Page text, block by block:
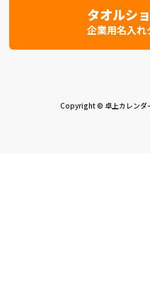
タオルシ
企業用名入れ
Copyright © 卓上カレンダ